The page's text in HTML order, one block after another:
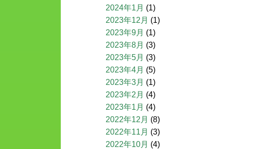
2024年1月 (1)
2023年12月 (1)
2023年9月 (1)
2023年8月 (3)
2023年5月 (3)
2023年4月 (5)
2023年3月 (1)
2023年2月 (4)
2023年1月 (4)
2022年12月 (8)
2022年11月 (3)
2022年10月 (4)